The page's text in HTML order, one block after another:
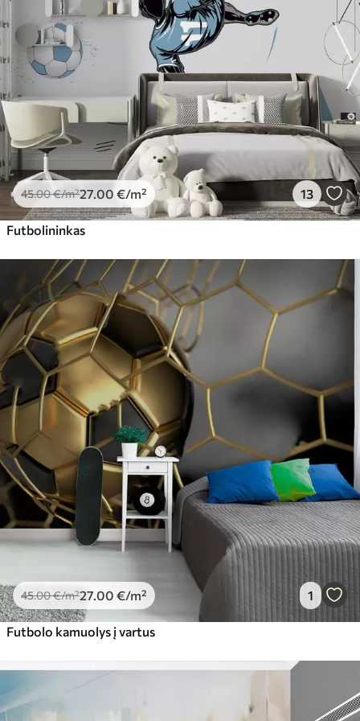
45.00€/m²27 .00 €/m² 13
Futbolininkas
45.00€/m²27 .00 €/m² 1
Futbolo kamuolys į vartus